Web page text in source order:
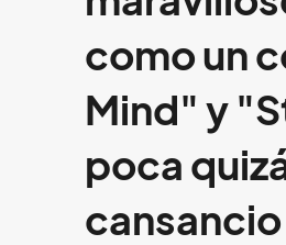
como un
Mind" y
poca